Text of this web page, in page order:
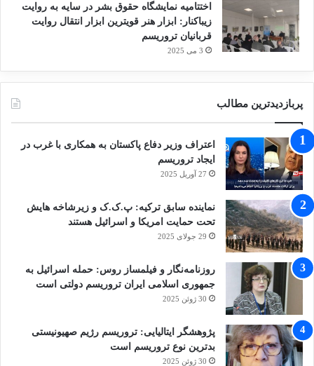
اختتامیه نمایشگاه حقوق بشر در سایه به روایت
زیباکنار: ابزار هنر قویترین ابزار انتقال روایت
قربانیان تروریسم
3 می 2025
پربازدیدترین مطالب
اعتراف وزیر دفاع پاکستان به همکاری با غرب در
ایجاد تروریسم
27 آوریل 2025
نماینده سابق ترکیه: پ.ک.ک و زیرشاخه هایش
تحت حمایت امریکا و اسرائیل هستند
29 جولای 2025
روزنامه‌نگار و فیلمساز روس: حمله اسرائیل به
جمهوری اسلامی ایران تروریسم دولتی است
30 ژوئن 2025
پژوهشگر ایتالیایی: تروریسم رژیم صهیونیستی
بدترین نوع تروریسم است
30 ژوئن 2025